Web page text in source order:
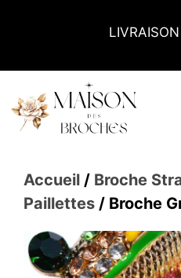
LIVRAISON
Accueil / Broche
Paillettes / Broche